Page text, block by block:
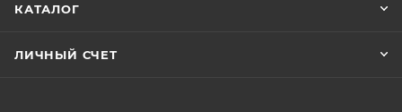
КАТАЛОГ
ЛИЧНЫЙ СЧЕТ